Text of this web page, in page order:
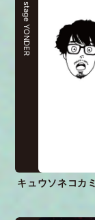
stage YONDER
キュウソネコカミ